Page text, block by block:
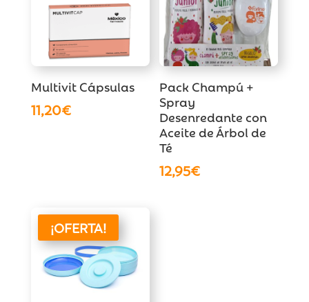
Multivit Cápsulas
11,20€
Pack Champú +
Spray
Desenredante con
Aceite de Árbol de
Té
12,95€
¡OFERTA!